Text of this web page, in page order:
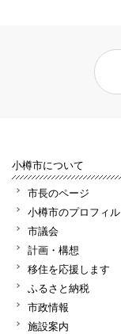
小樽市について
市長のページ
小樽市のプロフィル
市議会
計画・構想
移住を応援します
ふるさと納税
市政情報
施設案内